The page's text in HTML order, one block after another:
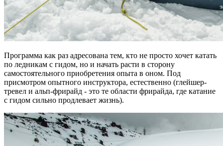
Программа как раз адресована тем, кто не просто хочет катать
по ледникам с гидом, но и начать расти в сторону
самостоятельного приобретения опыта в оном. Под
присмотром опытного инструктора, естественно (глейшер-
тревел и альп-фрирайд - это те области фрирайда, где катание
с гидом сильно продлевает жизнь).